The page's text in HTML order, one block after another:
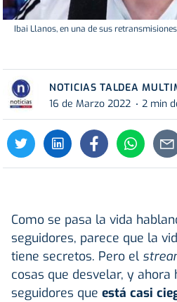
Ibai Llanos, en una de sus
NOTICIAS TALDEA
16 de Marzo 2022
2 min
Como se pasa la vida
seguidores, parece que la
tiene secretos. Pero el
cosas que desvelar, y ahora
seguidores que está casi